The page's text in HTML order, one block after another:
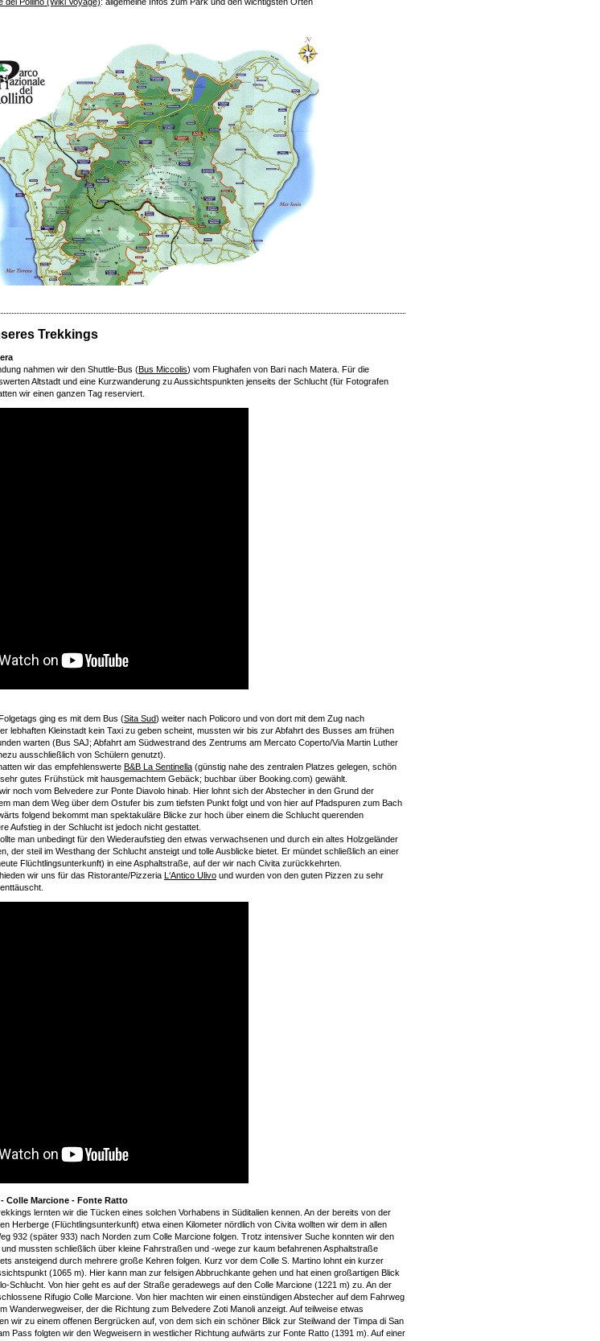
Trekkings
nahmen wir den Shuttle-Bus (Bus Miccolis) vom Flughafen von Bari nach Matera. Für die
Altstadt und eine Kurzwanderung zu Aussichtspunkten jenseits der Schlucht (für Fotografen
wir einen ganzen Tag reserviert.
ging es mit dem Bus (Sita Sud) weiter nach Policoro und von dort mit dem Zug nach
lebhaften Kleinstadt kein Taxi zu geben scheint, mussten wir bis zur Abfahrt des Busses am frühen
warten (Bus SAJ; Abfahrt am Südwestrand des Zentrums am Mercato Coperto/Via Martin Luther
ausschließlich von Schülern genutzt).
wir das empfehlenswerte B&B La Sentinella (günstig nahe des zentralen Platzes gelegen, schön
gutes Frühstück mit hausgemachtem Gebäck; buchbar über Booking.com) gewählt.
noch vom Belvedere zur Ponte Diavolo hinab. Hier lohnt sich der Abstecher in den Grund der
man dem Weg über dem Ostufer bis zum tiefsten Punkt folgt und von hier auf Pfadspuren zum Bach
folgend bekommt man spektakuläre Blicke zur hoch über einem die Schlucht querenden
Aufstieg in der Schlucht ist jedoch nicht gestattet.
man unbedingt für den Wiederaufstieg den etwas verwachsenen und durch ein altes Holzgeländer
der steil im Westhang der Schlucht ansteigt und tolle Ausblicke bietet. Er mündet schließlich an einer
Flüchtlingsunterkunft) in eine Asphaltstraße, auf der wir nach Civita zurückkehrten.
wir uns für das Ristorante/Pizzeria L‘Antico Ulivo und wurden von den guten Pizzen zu sehr
Colle Marcione - Fonte Ratto
lernten wir die Tücken eines solchen Vorhabens in Süditalien kennen. An der bereits von der
Herberge (Flüchtlingsunterkunft) etwa einen Kilometer nördlich von Civita wollten wir dem in allen
932 (später 933) nach Norden zum Colle Marcione folgen. Trotz intensiver Suche konnten wir den
mussten schließlich über kleine Fahrstraßen und -wege zur kaum befahrenen Asphaltstraße
ansteigend durch mehrere große Kehren folgen. Kurz vor dem Colle S. Martino lohnt ein kurzer
(1065 m). Hier kann man zur felsigen Abbruchkante gehen und hat einen großartigen Blick
Schlucht. Von hier geht es auf der Straße geradewegs auf den Colle Marcione (1221 m) zu. An der
Rifugio Colle Marcione. Von hier machten wir einen einstündigen Abstecher auf dem Fahrweg
Wanderwegweiser, der die Richtung zum Belvedere Zoti Manoli anzeigt. Auf teilweise etwas
wir zu einem offenen Bergrücken auf, von dem sich ein schöner Blick zur Steilwand der Timpa di San
Pass folgten wir den Wegweisern in westlicher Richtung aufwärts zur Fonte Ratto (1391 m). Auf einer